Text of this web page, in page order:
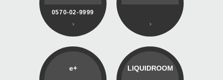
0570-02-9999
e+ LIQUIDROOM